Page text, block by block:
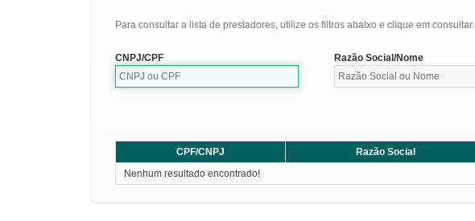
Para consultar a lista de prestadores, utilize os filtros abaixo e clique em consultar.
CNPJ/CPF Razão Social/Nome
CPF/CNPJ Razão Social
Nenhum resultado encontrado!